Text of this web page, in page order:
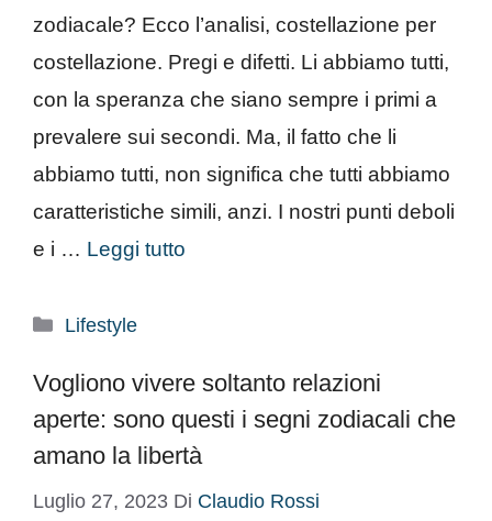
zodiacale? Ecco l’analisi, costellazione per
costellazione. Pregi e difetti. Li abbiamo tutti,
con la speranza che siano sempre i primi a
prevalere sui secondi. Ma, il fatto che li
abbiamo tutti, non significa che tutti abbiamo
caratteristiche simili, anzi. I nostri punti deboli
e i … Leggi tutto
Categorie
Lifestyle
Vogliono vivere soltanto relazioni
aperte: sono questi i segni zodiacali che
amano la libertà
Luglio 27, 2023 Di Claudio Rossi